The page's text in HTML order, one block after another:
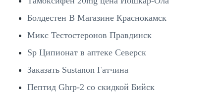
Болдестен В Магазине Краснокамск
Микс Тестостеронов Правдинск
Sp Ципионат в аптеке Северск
Заказать Sustanon Гатчина
Пептид Ghrp-2 со скидкой Бийск